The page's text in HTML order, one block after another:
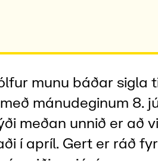
munu báðar sigla
mánudeginum 8.
meðan unnið er að
í apríl. Gert er ráð